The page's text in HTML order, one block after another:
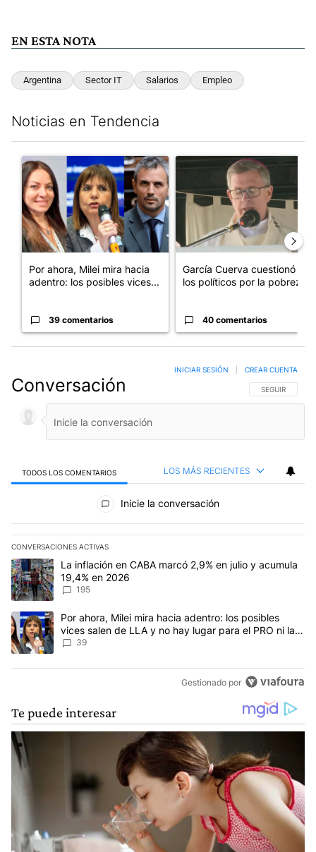
EN ESTA NOTA
Argentina Sector IT Salarios Empleo
Noticias en Tendencia
Un artículo de tendencia con el título "Por ahora, Milei mira
Por ahora, Milei mira hacia
adentro: los posibles vices...
39 comentarios
Un artículo de tendencia con
García Cuerva cuestionó a
los políticos por la pobreza
40 comentarios
Conversación SIGA ESTA
SEGUIR
INICIAR SESIÓN CREAR CUENTA
TODOS LOS COMENTARIOS LOS MÁS RECIENTES
Todos los comentarios
Inicie la conversación
CONVERSACIONES ACTIVAS
Este listado muestra los artículos con más comentarios en los
Un artículo de tendencia con el título "La inflación en CABA
La inflación en CABA marcó 2,9% en julio y acumula
19,4% en 2026
195
Un artículo de tendencia con el título "Por ahora, Milei mira hacia
Por ahora, Milei mira hacia adentro: los posibles
vices salen de LLA y no hay lugar para el PRO ni la
UCR39
Gestionado por